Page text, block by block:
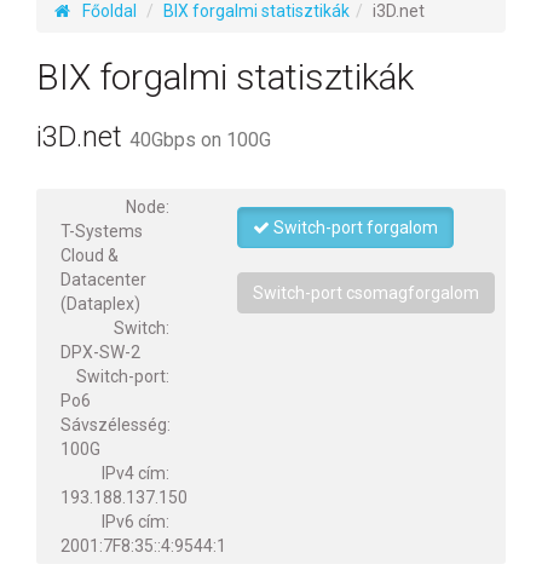
Főoldal BIX forgalmi statisztikák i3D.net
BIX forgalmi statisztikák
i3D.net 40Gbps on 100G
Node:
T-Systems
Cloud &
Datacenter
(Dataplex)
Switch:
DPX-SW-2
Switch-port:
Po6
Sávszélesség:
100G
IPv4 cím:
193.188.137.150
IPv6 cím:
2001:7F8:35::4:9544:1
Switch-port forgalom
Switch-port csomagforgalom